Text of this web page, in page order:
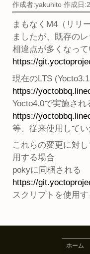
作成者:yakuhito 作成日
まもなくM4（リリ
ましたが、既存の
相違点が多くなっ
https://
現在のLTS
https://
Yocto4.0で実施され
https://
等、従来使用して
これらの変更に対
用する場合
pokyに同梱される
https://
スクリプトを使用
ホーム